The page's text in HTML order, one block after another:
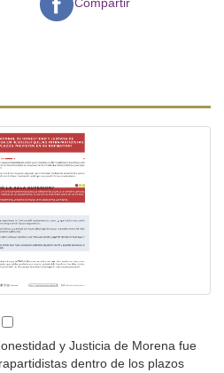
Compartir
y Justicia de Morena fue
dentro de los plazos